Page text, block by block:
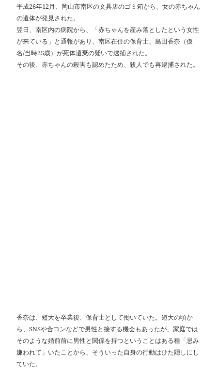
平成26年12月、岡山市南区の文具店のゴミ箱から、女の赤ちゃん
の遺体が発見された。
翌日、南区内の病院から、「赤ちゃんを産み落としたという女性
が来ている」と通報があり、南区在住の保育士、島田香奈（仮
名/当時25歳）が死体遺棄の疑いで逮捕された。
その後、赤ちゃんの殺害も認めたため、殺人でも再逮捕された。
香奈は、短大を卒業後、保育士として働いていた。短大の頃か
ら、SNSや合コンなどで男性と接する機会もあったが、家庭では
そのような婚前前に男性と関係を持つということはある種「忌み
嫌われて」いたことから、そういった自身の行動はひた隠しにし
ていた。